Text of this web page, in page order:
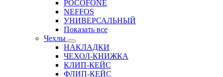
POCOFONE
NEFFOS
УНИВЕРСАЛЬНЫЙ
Показать все
Чехлы
НАКЛАДКИ
ЧЕХОЛ-КНИЖКА
КЛИП-КЕЙС
ФЛИП-КЕЙС